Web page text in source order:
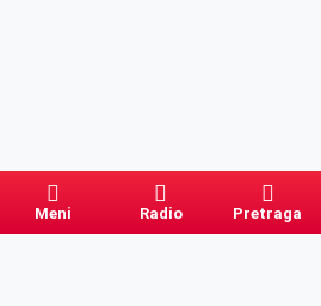
Meni Radio Pretraga